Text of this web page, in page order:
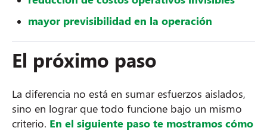
mayor previsibilidad en la operación
El próximo paso
La diferencia no está en sumar esfuerzos aislados,
sino en lograr que todo funcione bajo un mismo
criterio. En el siguiente paso te mostramos cómo